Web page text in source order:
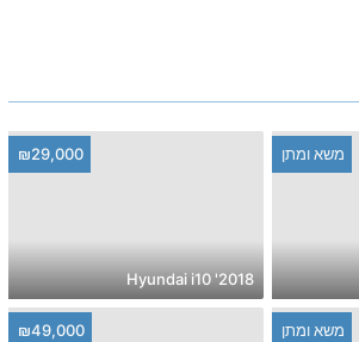
משא ומתן ₪29,000
2018' Hyundai i10
משא ומתן ₪49,000